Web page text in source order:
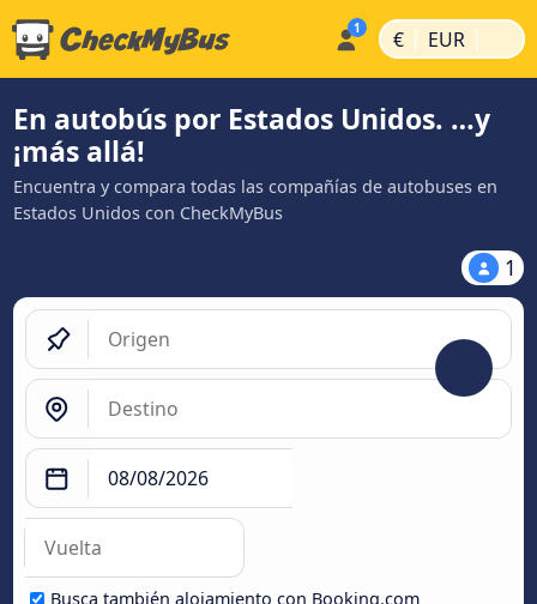
€ | EUR |
En autobús por Estados Unidos. …y
¡más allá!
Encuentra y compara todas las compañías de autobuses en
Estados Unidos con CheckMyBus
1
Busca también alojamiento con Booking.com